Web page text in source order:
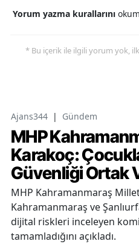
Yorum yazma kurallarını
* Bu içerik ile ilgili yorum yok,
Ajans344 | Gündem
MHP
Karakoç:
Güvenliği Ortak
MHP Kahramanmaraş
Kahramanmaraş ve
dijital riskleri inceleyen
tamamladığını açıkladı.